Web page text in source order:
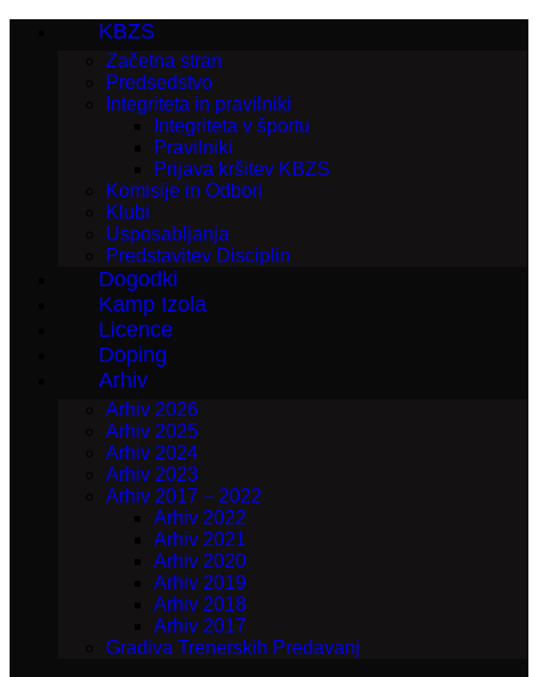
KBZS
Začetna stran
Predsedstvo
Integriteta in pravilniki
Integriteta v športu
Pravilniki
Prijava kršitev KBZS
Komisije in Odbori
Klubi
Usposabljanja
Predstavitev Disciplin
Dogodki
Kamp Izola
Licence
Doping
Arhiv
Arhiv 2026
Arhiv 2025
Arhiv 2024
Arhiv 2023
Arhiv 2017 – 2022
Arhiv 2022
Arhiv 2021
Arhiv 2020
Arhiv 2019
Arhiv 2018
Arhiv 2017
Gradiva Trenerskih Predavanj